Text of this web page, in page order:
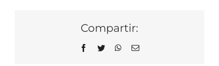
Compartir:
Facebook
Twitter WhatsApp
Correo